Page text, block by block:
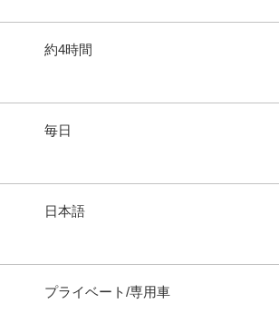
約4時間
毎日
日本語
プライベート/専用車